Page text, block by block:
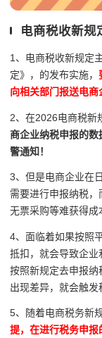
电商税收新规
1、电商税收新规定
定》，的发布实施，
向相关部门报送电商
2、在2026电商税新
商企业纳税申报的
警通知！
3、但是电商企业在
需要进行申报纳税，
无票采购等难获得成
4、面临着如果按照
抵扣，就会导致企
按照新规定去申报
出现差异，就会触发
5、随着电商税务新
提，在进行税务申报